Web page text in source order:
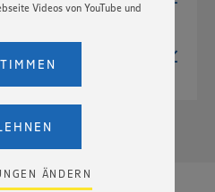
Videos von YouTube und
und Vimeo zu ändern,
Zeitstempel, ggf.
Webseite) an die Anbieter der
in den USA übermittelt und
EuGH sieht die USA als Land
an. Es besteht das
amerikanische Behörden.
wie die Anbieter der
ÄNDERN